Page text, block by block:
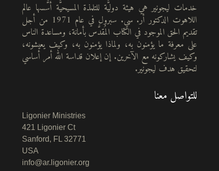
خدمات ليجونير هي هيئة دوليَّة للتلمذة المسيحيَّة أسَّسها عالم
اللاهوت الدكتور أر. سي. سبرول في عام 1971 من أجل
تقديم الحق الموجود في الكتاب المُقدَّس بأمانة، ومساعدة الناس
على معرفة ما يؤمنون به، ولماذا يؤمنون به، وكيف يعيشونه،
وكيف يشاركونه مع الآخرين. إن إعلان قداسة الله أمر أساسي
لتحقيق هدف ليجونير.
للتواصل معنا
Ligonier Ministries
421 Ligonier Ct
Sanford, FL 32771
USA
info@ar.ligonier.org